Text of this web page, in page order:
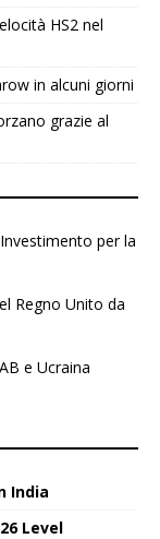
HS2 nel
in alcuni giorni
grazie al
per la
Regno Unito da
e Ucraina
India
Level